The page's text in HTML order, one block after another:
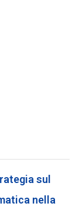
sul
nella